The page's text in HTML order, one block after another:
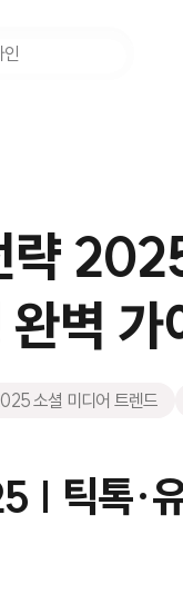
인
략
벽 가
소셜 미디어 트렌드
| 틱톡·